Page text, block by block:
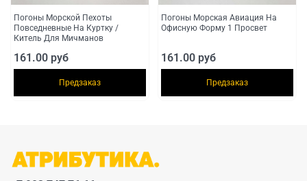
Погоны Морской Пехоты
Повседневные На Куртку /
Китель Для Мичманов
161.00 руб
Предзаказ
Погоны Морская Авиация На
Офисную Форму 1 Просвет
161.00 руб
Предзаказ